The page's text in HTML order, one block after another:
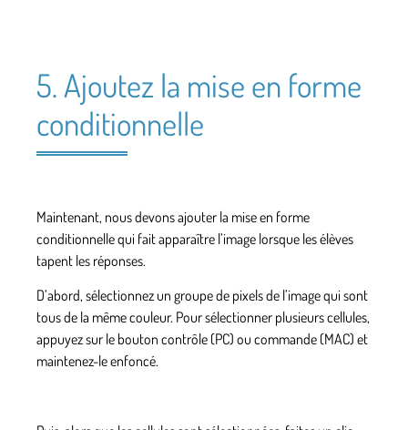
5. Ajoutez la mise en forme
conditionnelle
Maintenant, nous devons ajouter la mise en forme
conditionnelle qui fait apparaître l’image lorsque les élèves
tapent les réponses.
D’abord, sélectionnez un groupe de pixels de l’image qui sont
tous de la même couleur. Pour sélectionner plusieurs cellules,
appuyez sur le bouton contrôle (PC) ou commande (MAC) et
maintenez-le enfoncé.